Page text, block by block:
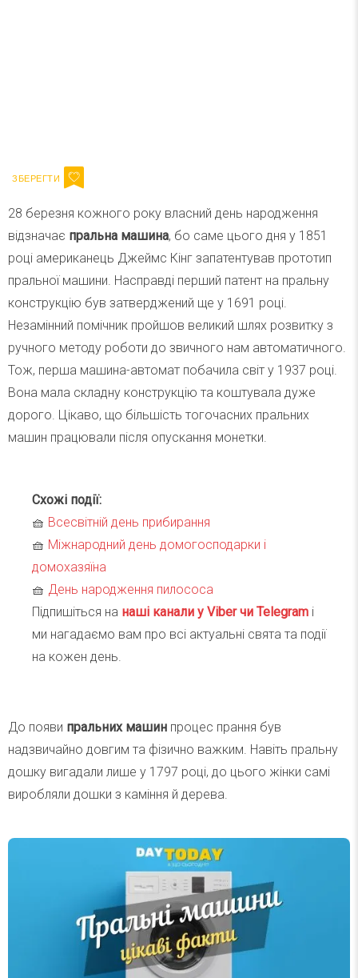
28 березня кожного року власний день народження
відзначає пральна машина, бо саме цього дня у 1851
році американець Джеймс Кінг запатентував прототип
пральної машини. Насправді перший патент на пральну
конструкцію був затверджений ще у 1691 році.
Незамінний помічник пройшов великий шлях розвитку з
ручного методу роботи до звичного нам автоматичного.
Тож, перша машина-автомат побачила світ у 1937 році.
Вона мала складну конструкцію та коштувала дуже
дорого. Цікаво, що більшість тогочасних пральних
машин працювали після опускання монетки.
Схожі події:
🧺 Всесвітній день прибирання
🧺 Міжнародний день домогосподарки і
домохазяїна
🧺 День народження пилососа
Підпишіться на наші канали у Viber чи Telegram і
ми нагадаємо вам про всі актуальні свята та події
на кожен день.
До появи пральних машин процес прання був
надзвичайно довгим та фізично важким. Навіть пральну
дошку вигадали лише у 1797 році, до цього жінки самі
виробляли дошки з каміння й дерева.